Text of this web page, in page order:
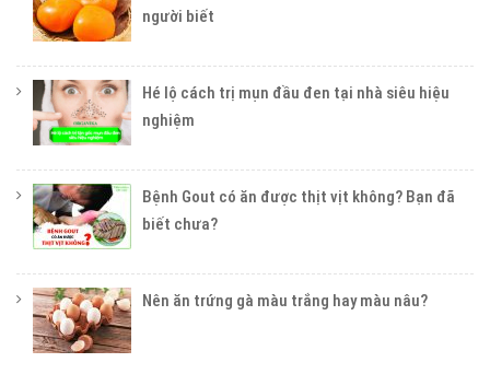
người biết
Hé lộ cách trị mụn đầu đen tại nhà siêu hiệu
nghiệm
Bệnh Gout có ăn được thịt vịt không? Bạn đã
biết chưa?
Nên ăn trứng gà màu trắng hay màu nâu?